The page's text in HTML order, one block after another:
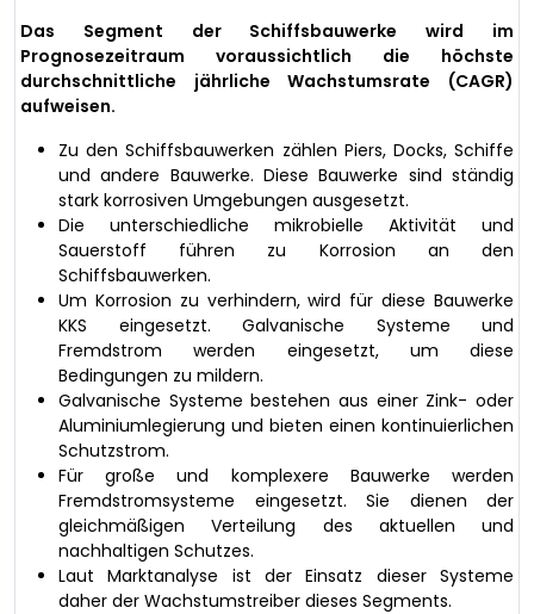
Das Segment der Schiffsbauwerke wird im
Prognosezeitraum voraussichtlich die höchste
durchschnittliche jährliche Wachstumsrate (CAGR)
aufweisen.
Zu den Schiffsbauwerken zählen Piers, Docks, Schiffe
und andere Bauwerke. Diese Bauwerke sind ständig
stark korrosiven Umgebungen ausgesetzt.
Die unterschiedliche mikrobielle Aktivität und
Sauerstoff führen zu Korrosion an den
Schiffsbauwerken.
Um Korrosion zu verhindern, wird für diese Bauwerke
KKS eingesetzt. Galvanische Systeme und
Fremdstrom werden eingesetzt, um diese
Bedingungen zu mildern.
Galvanische Systeme bestehen aus einer Zink- oder
Aluminiumlegierung und bieten einen kontinuierlichen
Schutzstrom.
Für große und komplexere Bauwerke werden
Fremdstromsysteme eingesetzt. Sie dienen der
gleichmäßigen Verteilung des aktuellen und
nachhaltigen Schutzes.
Laut Marktanalyse ist der Einsatz dieser Systeme
daher der Wachstumstreiber dieses Segments.